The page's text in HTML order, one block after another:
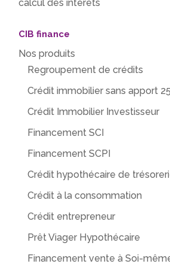
calcul des intérêts
CIB finance
Nos produits
Regroupement de crédits
Crédit immobilier sans apport
Crédit Immobilier Investisseur
Financement SCI
Financement SCPI
Crédit hypothécaire de
Crédit à la consommation
Crédit entrepreneur
Prêt Viager Hypothécaire
Financement vente à Soi-